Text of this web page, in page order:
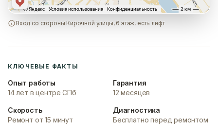
Вход со стороны Кирочной улицы, 6 этаж, есть лифт
КЛЮЧЕВЫЕ ФАКТЫ
Опыт работы
14 лет в центре СПб
Гарантия
12 месяцев
Скорость
Ремонт от 15 минут
Диагностика
Бесплатно перед ремонтом